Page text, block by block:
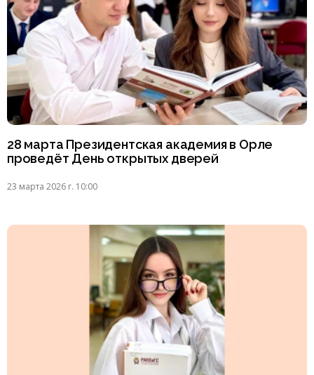
28 марта Президентская академия в Орле
проведёт День открытых дверей
23 марта 2026 г. 10:00